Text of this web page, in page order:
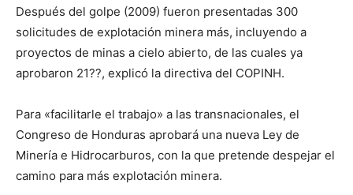
Después del golpe (2009) fueron presentadas 300
solicitudes de explotación minera más, incluyendo a
proyectos de minas a cielo abierto, de las cuales ya
aprobaron 21??, explicó la directiva del COPINH.
Para «facilitarle el trabajo» a las transnacionales, el
Congreso de Honduras aprobará una nueva Ley de
Minería e Hidrocarburos, con la que pretende despejar el
camino para más explotación minera.